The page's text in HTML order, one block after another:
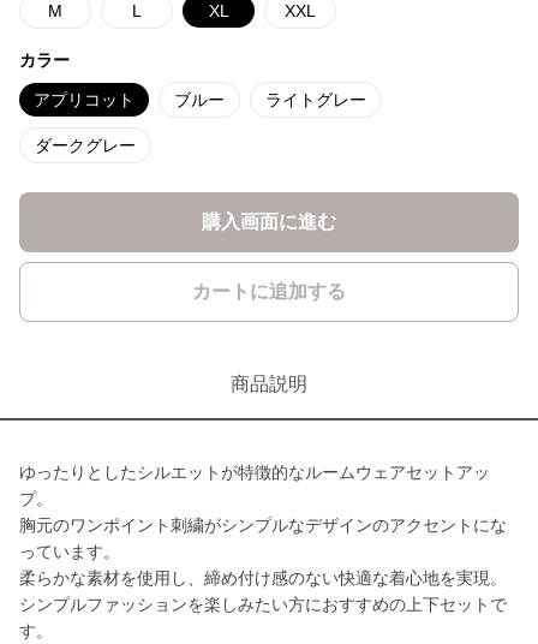
M L XL XXL
カラー
アプリコット ブルー ライトグレー
ダークグレー
購入画面に進む
カートに追加する
商品説明
ゆったりとしたシルエットが特徴的なルームウェアセットアッ
プ。
胸元のワンポイント刺繍がシンプルなデザインのアクセントにな
っています。
柔らかな素材を使用し、締め付け感のない快適な着心地を実現。
シンプルファッションを楽しみたい方におすすめの上下セットで
す。